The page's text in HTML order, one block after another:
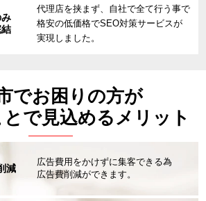
代理店を挟まず、自社で全て行う事で
格安の低価格でSEO対策サービスが
実現しました。
でお困りの方が
で見込めるメリット
減
広告費用をかけずに集客できる為
広告費削減ができます。